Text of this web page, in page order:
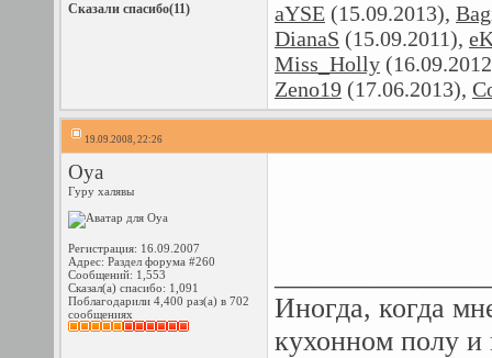
Сказали спасибо(11) aYSE (15.09.2013),
DianaS (15.09.2011),
Miss_Holly
Zeno19 (17.06.2013),
19.09.2008, 22:26
Oya
Гуру халявы
Регистрация: 16.09.2007
Адрес: Раздел форума #260
Сообщений: 1,553
Сказал(а) спасибо: 1,091
Поблагодарили 4,400 раз(а) в 702
сообщениях
Иногда, когда
кухонном полу